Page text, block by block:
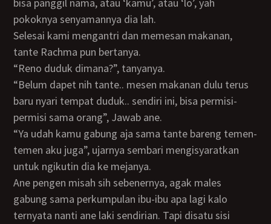
pokoknya senyamannya dia lah.
Selesai kami mengantri dan memesan makanan,
tante Rachma pun bertanya.
“Reno duduk dimana?”, tanyanya.
“Belum dapet nih tante.. mesen makanan dulu terus
baru nyari tempat duduk.. sendiri ini, bisa permisi-
permisi sama orang”, Jawab ane.
“Ya udah kamu gabung aja sama tante bareng temen-
temen aku juga”, ujarnya sembari mengisyaratkan
untuk ngikutin dia ke mejanya.
Ane pengen misah sih sebenernya, agak males
gabung sama perkumpulan ibu-ibu apa lagi kalo
ternyata nanti ane laki sendirian. Tapi disatu sisi